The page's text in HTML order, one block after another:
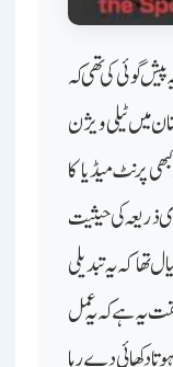
پیش گوئی کی تھی کہ
میں ٹیلی ویژن
پرنٹ میڈیا کا
ذریعہ کی حیثیت
تھا کہ یہ تبدیلی
یہ ہے کہ یہ عمل
دکھائی دے رہا